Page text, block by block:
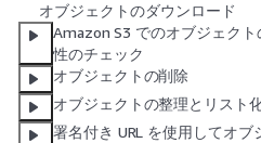
オブジェクトのダウンロード
Amazon S3 でのオブジェクト
性のチェック
オブジェクトの削除
オブジェクトの整理とリスト
署名付き URL を使用してオブ